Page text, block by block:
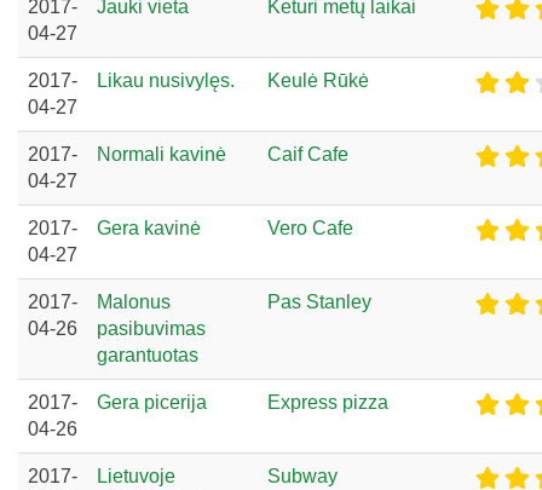
2017-
04-27
Jauki vieta Keturi metų laikai
2017-
04-27
Likau nusivylęs. Keulė Rūkė
2017-
04-27
Normali kavinė Caif Cafe
2017-
04-27
Gera kavinė Vero Cafe
2017-
04-26
Malonus
pasibuvimas
garantuotas
Pas Stanley
2017-
04-26
Gera picerija Express pizza
2017-
Lietuvoje
Subway